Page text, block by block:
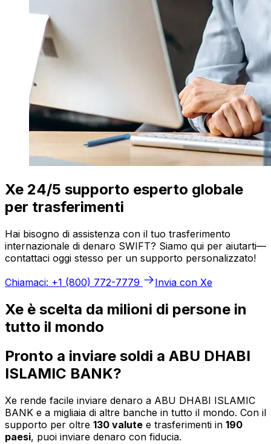
Xe 24/5 supporto esperto globale
per trasferimenti
Hai bisogno di assistenza con il tuo trasferimento
internazionale di denaro SWIFT? Siamo qui per aiutarti—
contattaci oggi stesso per un supporto personalizzato!
Chiamaci: +1 (800) 772-7779
Invia con Xe
Xe è scelta da milioni di persone in
tutto il mondo
Pronto a inviare soldi a ABU DHABI
ISLAMIC BANK?
Xe rende facile inviare denaro a ABU DHABI ISLAMIC
BANK e a migliaia di altre banche in tutto il mondo. Con il
supporto per oltre 130 valute e trasferimenti in 190
paesi, puoi inviare denaro con fiducia.